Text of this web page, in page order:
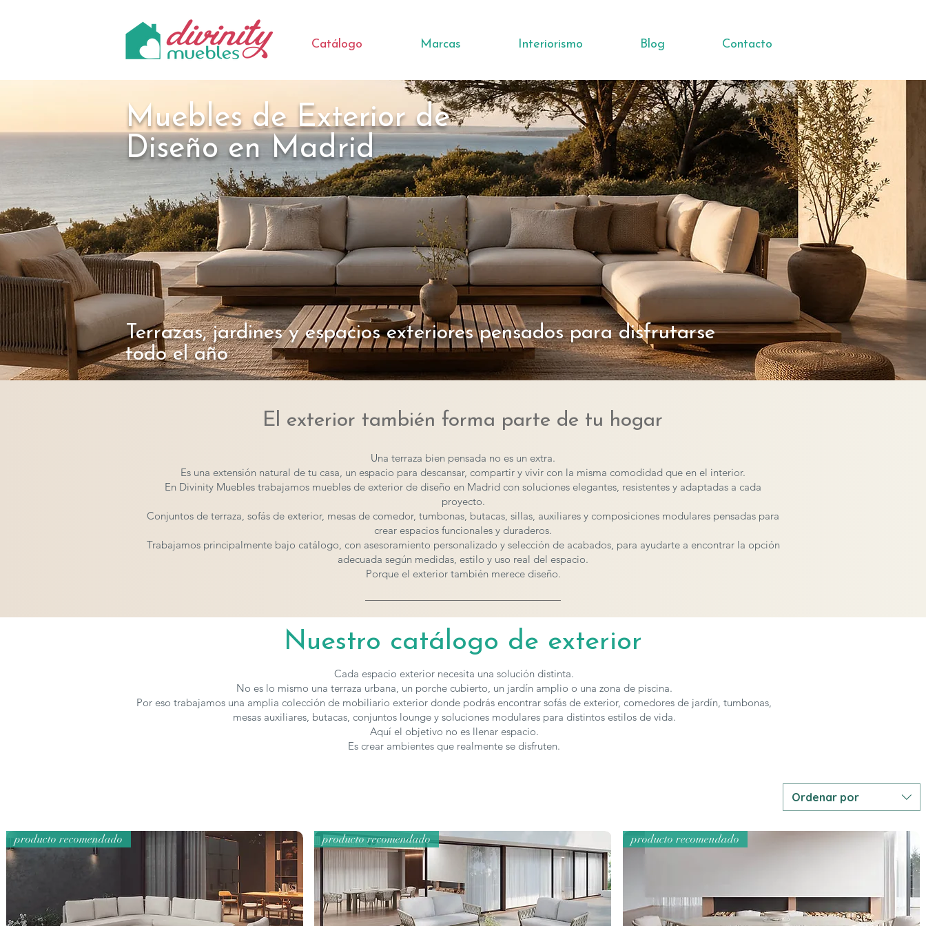
Catálogo Marcas Interiorismo Blog Contacto
Muebles de Exterior de
Diseño en Madrid
Terrazas, jardines y espacios exteriores pensados para disfrutarse
todo el año
El exterior también forma parte de tu hogar
Una terraza bien pensada no es un extra.
Es una extensión natural de tu casa, un espacio para descansar, compartir y vivir con la misma comodidad que en el interior.
En Divinity Muebles trabajamos muebles de exterior de diseño en Madrid con soluciones elegantes, resistentes y adaptadas a cada
proyecto.
Conjuntos de terraza, sofás de exterior, mesas de comedor, tumbonas, butacas, sillas, auxiliares y composiciones modulares pensadas para
crear espacios funcionales y duraderos.
Trabajamos principalmente bajo catálogo, con asesoramiento personalizado y selección de acabados, para ayudarte a encontrar la opción
adecuada según medidas, estilo y uso real del espacio.
Porque el exterior también merece diseño.
Nuestro catálogo de exterior
Cada espacio exterior necesita una solución distinta.
No es lo mismo una terraza urbana, un porche cubierto, un jardín amplio o una zona de piscina.
Por eso trabajamos una amplia colección de mobiliario exterior donde podrás encontrar sofás de exterior, comedores de jardín, tumbonas,
mesas auxiliares, butacas, conjuntos lounge y soluciones modulares para distintos estilos de vida.
Aquí el objetivo no es llenar espacio.
Es crear ambientes que realmente se disfruten.
Ordenar por
producto recomendado producto recomendado producto recomendado